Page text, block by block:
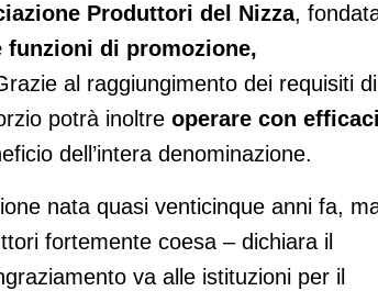
Produttori del Nizza,
di promozione,
al raggiungimento dei requisiti di
potrà inoltre operare con
dell’intera denominazione.
nata quasi venticinque anni fa,
fortemente coesa – dichiara il
va alle istituzioni per il